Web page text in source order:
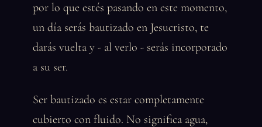
por lo que estés pasando en este momento,
un día serás bautizado en Jesucristo, te
darás vuelta y - al verlo - serás incorporado
a su ser.
Ser bautizado es estar completamente
cubierto con fluido. No significa agua,